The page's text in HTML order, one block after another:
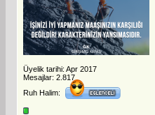
Üyelik tarihi: Apr 2017
Mesajlar: 2.817
Ruh Halim: